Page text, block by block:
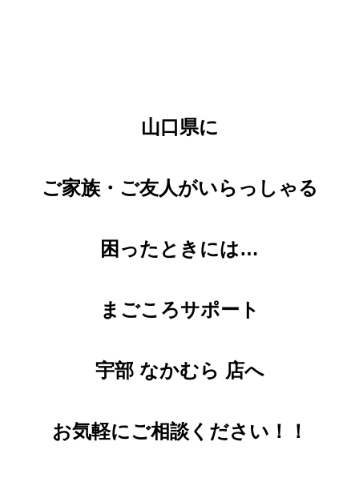
山口県に
ご家族・ご友人がいらっしゃる
困ったときには…
まごころサポート
宇部 なかむら 店へ
お気軽にご相談ください！！